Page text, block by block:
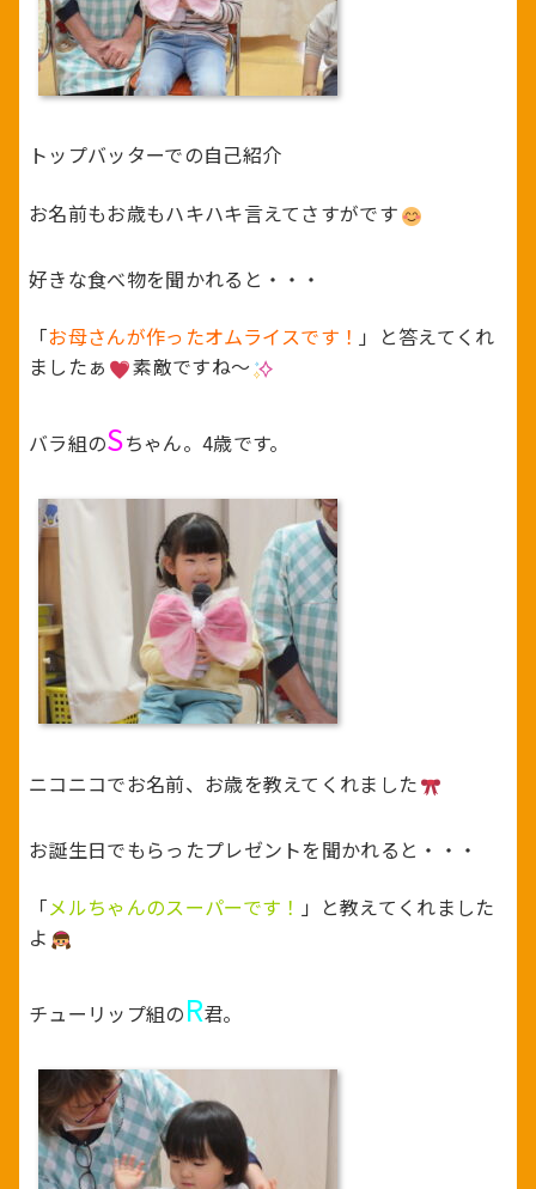
トップバッターでの自己紹介
お名前もお歳もハキハキ言えてさすがです
好きな食べ物を聞かれると・・・
「お母さんが作ったオムライスです！ 」と答えてくれ
ましたぁ
素敵ですね～
バラ組のSちゃん。4歳です。
ニコニコでお名前、お歳を教えてくれました
お誕生日でもらったプレゼントを聞かれると・・・
「メルちゃんのスーパーです！ 」と教えてくれました
よ
チューリップ組のR君。